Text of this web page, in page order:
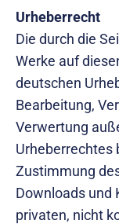
Urheberrecht
Die durch die
Werke auf
deutschen
Bearbeitung,
Verwertung
Urheberrechtes
Zustimmung
Downloads und
privaten, nicht